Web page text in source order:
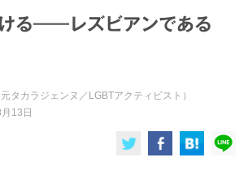
る――レズビアンである
タカラジェンヌ／LGBTアクティビスト）
13日